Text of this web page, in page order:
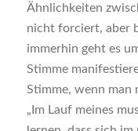
Ähnlichkeiten
nicht forciert, aber
immerhin geht es
Stimme
Stimme, wenn man
„Im Lauf meines